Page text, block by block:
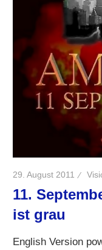
29. August 2011
11.
ist grau
English Version